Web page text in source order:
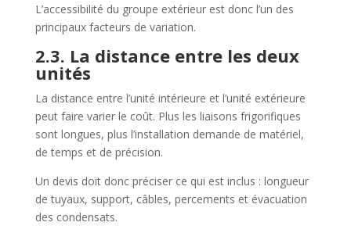
L’accessibilité du groupe extérieur est donc l’un des
principaux facteurs de variation.
2.3. La distance entre les deux
unités
La distance entre l’unité intérieure et l’unité extérieure
peut faire varier le coût. Plus les liaisons frigorifiques
sont longues, plus l’installation demande de matériel,
de temps et de précision.
Un devis doit donc préciser ce qui est inclus : longueur
de tuyaux, support, câbles, percements et évacuation
des condensats.